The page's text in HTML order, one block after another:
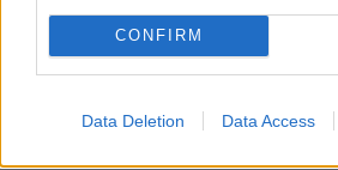
CONFIRM
Data Deletion Data Access